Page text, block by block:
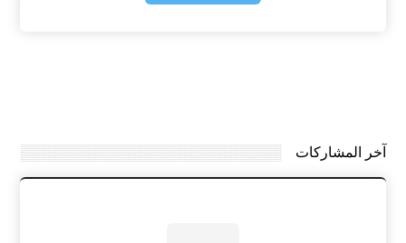
آخر المشاركات